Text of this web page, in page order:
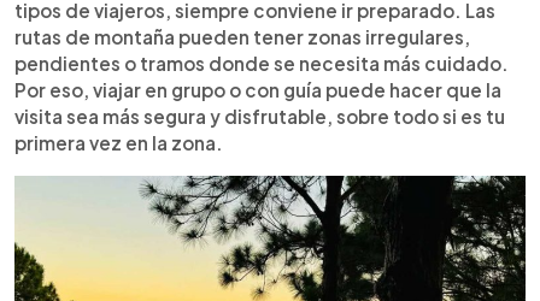
tipos de viajeros, siempre conviene ir preparado. Las
rutas de montaña pueden tener zonas irregulares,
pendientes o tramos donde se necesita más cuidado.
Por eso, viajar en grupo o con guía puede hacer que la
visita sea más segura y disfrutable, sobre todo si es tu
primera vez en la zona.